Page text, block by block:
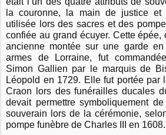
la couronne, la main de justice
utilisée lors des sacres et des
confiée au grand écuyer. Cette épée,
ancienne montée sur une garde
armes de Lorraine, fut
Simon Gallien par le marquis de
Léopold en 1729. Elle fut portée par
Craon lors des funérailles ducales
devait permettre symboliquement
souverain lors de la cérémonie,
pompe funèbre de Charles III en 1608.